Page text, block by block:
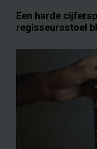
Een harde
regisseursstoel